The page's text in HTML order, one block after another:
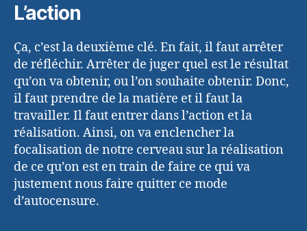
L’action
Ça, c’est la deuxième clé. En fait, il faut arrêter
de réfléchir. Arrêter de juger quel est le résultat
qu’on va obtenir, ou l’on souhaite obtenir. Donc,
il faut prendre de la matière et il faut la
travailler. Il faut entrer dans l’action et la
réalisation. Ainsi, on va enclencher la
focalisation de notre cerveau sur la réalisation
de ce qu’on est en train de faire ce qui va
justement nous faire quitter ce mode
d’autocensure.